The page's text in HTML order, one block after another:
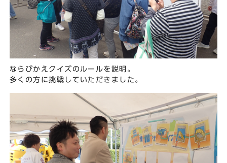
ならびかえクイズのルールを説明。
多くの方に挑戦していただきました。